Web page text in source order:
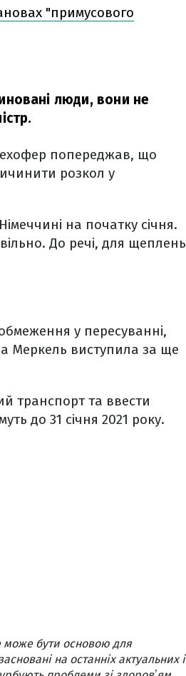
"примусового
люди, вони не
попереджав, що
розкол у
на початку січня.
До речі, для щеплень
у пересуванні,
Меркель виступила за ще
транспорт та ввести
до 31 січня 2021 року.
може бути основою для
на останніх актуальних і